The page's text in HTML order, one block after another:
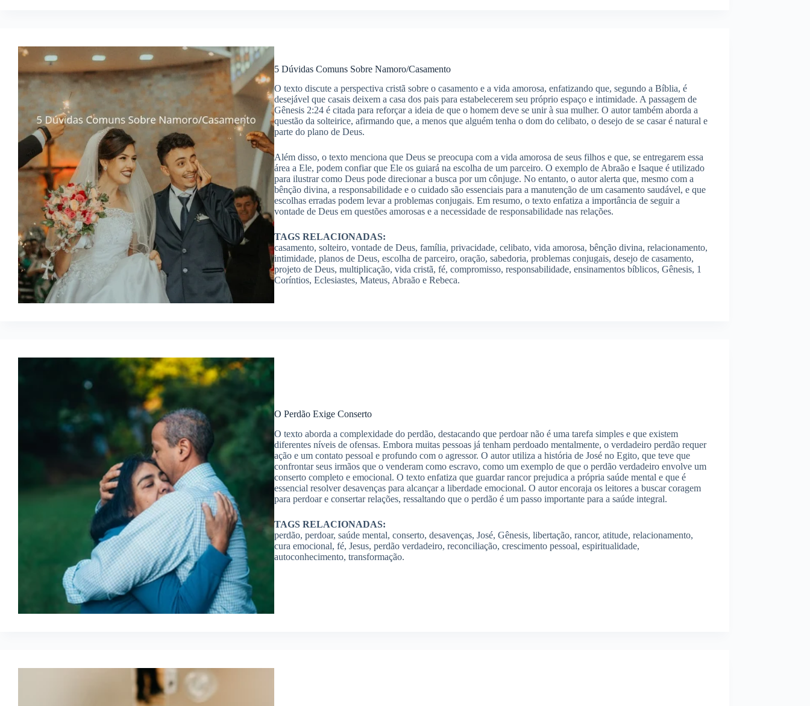
5 Dúvidas Comuns Sobre Namoro/Casamento
O texto discute a perspectiva cristã sobre o casamento e a vida amorosa, enfatizando que, segundo a Bíblia, é
desejável que casais deixem a casa dos pais para estabelecerem seu próprio espaço e intimidade. A passagem de
Gênesis 2:24 é citada para reforçar a ideia de que o homem deve se unir à sua mulher. O autor também aborda a
questão da solteirice, afirmando que, a menos que alguém tenha o dom do celibato, o desejo de se casar é natural e
parte do plano de Deus.
Além disso, o texto menciona que Deus se preocupa com a vida amorosa de seus filhos e que, se entregarem essa
área a Ele, podem confiar que Ele os guiará na escolha de um parceiro. O exemplo de Abraão e Isaque é utilizado
para ilustrar como Deus pode direcionar a busca por um cônjuge. No entanto, o autor alerta que, mesmo com a
bênção divina, a responsabilidade e o cuidado são essenciais para a manutenção de um casamento saudável, e que
escolhas erradas podem levar a problemas conjugais. Em resumo, o texto enfatiza a importância de seguir a
vontade de Deus em questões amorosas e a necessidade de responsabilidade nas relações.
TAGS RELACIONADAS:
casamento, solteiro, vontade de Deus, família, privacidade, celibato, vida amorosa, bênção divina, relacionamento,
intimidade, planos de Deus, escolha de parceiro, oração, sabedoria, problemas conjugais, desejo de casamento,
projeto de Deus, multiplicação, vida cristã, fé, compromisso, responsabilidade, ensinamentos bíblicos, Gênesis, 1
Coríntios, Eclesiastes, Mateus, Abraão e Rebeca.
O Perdão Exige Conserto
O texto aborda a complexidade do perdão, destacando que perdoar não é uma tarefa simples e que existem
diferentes níveis de ofensas. Embora muitas pessoas já tenham perdoado mentalmente, o verdadeiro perdão requer
ação e um contato pessoal e profundo com o agressor. O autor utiliza a história de José no Egito, que teve que
confrontar seus irmãos que o venderam como escravo, como um exemplo de que o perdão verdadeiro envolve um
conserto completo e emocional. O texto enfatiza que guardar rancor prejudica a própria saúde mental e que é
essencial resolver desavenças para alcançar a liberdade emocional. O autor encoraja os leitores a buscar coragem
para perdoar e consertar relações, ressaltando que o perdão é um passo importante para a saúde integral.
TAGS RELACIONADAS:
perdão, perdoar, saúde mental, conserto, desavenças, José, Gênesis, libertação, rancor, atitude, relacionamento,
cura emocional, fé, Jesus, perdão verdadeiro, reconciliação, crescimento pessoal, espiritualidade,
autoconhecimento, transformação.